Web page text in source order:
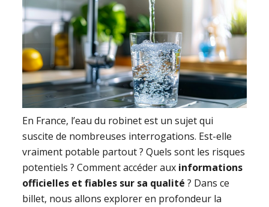
En France, l’eau du robinet est un sujet qui
suscite de nombreuses interrogations. Est-elle
vraiment potable partout ? Quels sont les risques
potentiels ? Comment accéder aux informations
officielles et fiables sur sa qualité ? Dans ce
billet, nous allons explorer en profondeur la